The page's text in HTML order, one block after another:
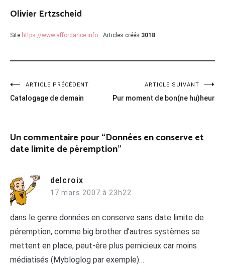
Olivier Ertzscheid
Site https://www.affordance.info Articles créés 3018
Navigation
de
ARTICLE PRÉCÉDENT
Catalogage de demain
ARTICLE SUIVANT
Pur moment de bon(ne hu)heur
Un commentaire pour “Données en conserve et
date limite de péremption”
delcroix
17 mars 2007 à 23h22
dans le genre données en conserve sans date limite de
péremption, comme big brother d’autres systèmes se
mettent en place, peut-êre plus pernicieux car moins
médiatisés (Mybloglog par exemple)…